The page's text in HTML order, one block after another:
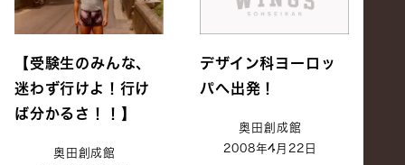
【受験生のみんな、
迷わず行けよ！行け
ば分かるさ！！】
奥田創成館
デザイン科ヨーロッ
パへ出発！
奥田創成館
2008年4月22日